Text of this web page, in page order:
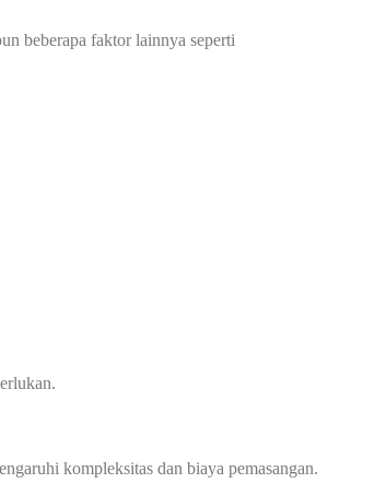
beberapa faktor lainnya seperti
kompleksitas dan biaya pemasangan.